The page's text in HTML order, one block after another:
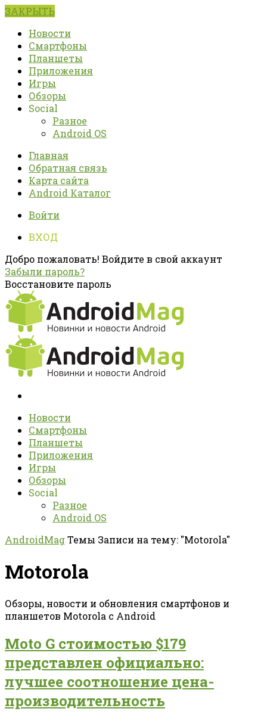
ЗАКРЫТЬ
Новости
Смартфоны
Планшеты
Приложения
Игры
Обзоры
Social
Разное
Android OS
Главная
Обратная связь
Карта сайта
Android Каталог
Войти
ВХОД
Добро пожаловать! Войдите в свой аккаунт
Забыли пароль?
Восстановите пароль
Новости
Смартфоны
Планшеты
Приложения
Игры
Обзоры
Social
Разное
Android OS
AndroidMagТемы Записи на тему: "Motorola"
Motorola
Обзоры, новости и обновления смартфонов и
планшетов Motorola с Android
Moto G стоимостью $179
представлен официально:
лучшее соотношение цена-
производительность